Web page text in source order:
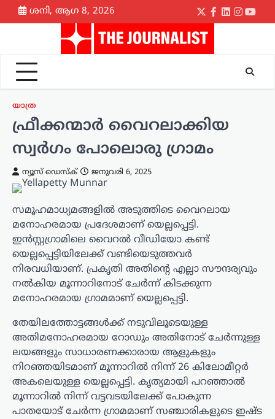
Skip
to
ശനി, ആഗ 8, 2026
Twitter
Facebook
LinkedIn
യാത്ര
ഫ്രീക്കന്മാർ വൈറലാക്കിയ
സ്വർഗം പോലൊരു ഗ്രാമം
ന്യൂസ് ഡെസ്ക് ജനുവരി 6, 2025
സമൂഹമാധ്യമങ്ങളിൽ അടുത്തിടെ വൈറലായ
മനോഹരമായ പ്രദേശമാണ് യെല്ലപ്പെട്ടി.
ഇൻസ്റ്റഗ്രാമിലെ വൈറൽ വീഡിയോ കണ്ട്
യെല്ലപ്പെട്ടിയിലേക്ക് വണ്ടിയെടുത്തവർ
നിരവധിയാണ്. പ്രകൃതി അതിൻ്റെ എല്ലാ സൗന്ദര്യവും
നൽകിയ മൂന്നാറിനോട് ചേർന്ന് കിടക്കുന്ന
മനോഹരമായ ഗ്രാമമാണ് യെല്ലപ്പെട്ടി.
തേയിലത്തോട്ടങ്ങൾക്ക് നടുവിലൂടെയുള്ള
അതിമനോഹരമായ റോഡും അതിനോട് ചേർന്നുള്ള
ലയങ്ങളും സാധാരണക്കാരായ ആളുകളും
നിറഞ്ഞയിടമാണ് മൂന്നാറിൽ നിന്ന് 26 കിലോമീറ്റർ
അകലെയുള്ള യെല്ലപ്പെട്ടി. കൃത്യമായി പറഞ്ഞാൽ
മൂന്നാറിൽ നിന്ന് വട്ടവടയിലേക്ക് പോകുന്ന
പാതയോട് ചേർന്ന ഗ്രാമമാണ് സഞ്ചാരികളുടെ ഇഷ്ട